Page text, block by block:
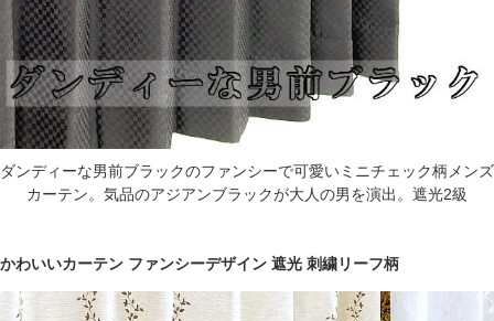
ダンディーな男前ブラックのファンシーで可愛いミニチェック柄メンズ
カーテン。気品のアジアンブラックが大人の男を演出。遮光2級
かわいいカーテン ファンシーデザイン 遮光 刺繍リーフ柄